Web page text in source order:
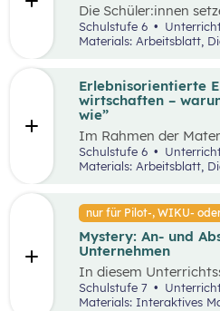
ökonomische
und
beurteilen und
Die Schüler:innen
Unterrichtsszenario
Development Goals)
SDG und entdecken
machen ein Foto
Schulstufe 6
Materials: Arbeitsblatt,
Erlebnisorientierte
wirtschaften –
wie”
Im Rahmen der
“Grundlagen der
mögliche
Vorschläge zeichnen
als Erlebnisse
aktiv in den
Schulstufe 6
Materials: Arbeitsblatt,
nur für Pilot-, WIKU-
Mystery: An- und
Unternehmen
In diesem
Methode Mystery das
Unternehmen“
Schulstufe 7
Materials: Interaktives